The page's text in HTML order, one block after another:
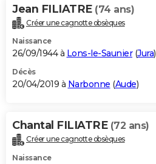
Jean FILIATRE (74 ans)
Créer une cagnotte obsèques
Naissance
26/09/1944 à Lons-le-Saunier(Jura)
Décès
20/04/2019 à Narbonne (Aude)
Chantal FILIATRE (72 ans)
Créer une cagnotte obsèques
Naissance